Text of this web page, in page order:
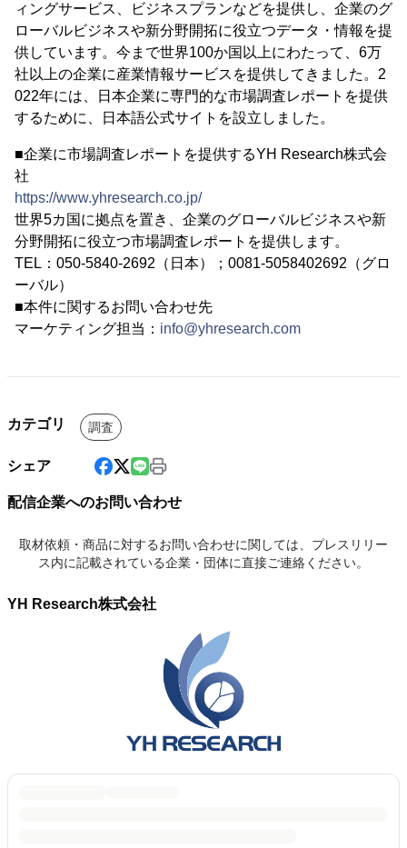
ィングサービス、ビジネスプランなどを提供し、企業のグ
ローバルビジネスや新分野開拓に役立つデータ・情報を提
供しています。今まで世界100か国以上にわたって、6万
社以上の企業に産業情報サービスを提供してきました。2
022年には、日本企業に専門的な市場調査レポートを提供
するために、日本語公式サイトを設立しました。
■企業に市場調査レポートを提供するYH Research株式会
社
https://www.yhresearch.co.jp/
世界5カ国に拠点を置き、企業のグローバルビジネスや新
分野開拓に役立つ市場調査レポートを提供します。
TEL：050-5840-2692（日本）；0081-5058402692（グロ
ーバル）
■本件に関するお問い合わせ先
マーケティング担当： info@yhresearch.com
カテゴリ 調査
シェア
配信企業へのお問い合わせ
取材依頼・商品に対するお問い合わせに関しては、プレスリリー
ス内に記載されている企業・団体に直接ご連絡ください。
YH Research株式会社